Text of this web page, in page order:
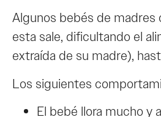
Algunos bebés de
esta sale, dificultando el
extraída de su madre),
Los siguientes
El bebé llora mucho y